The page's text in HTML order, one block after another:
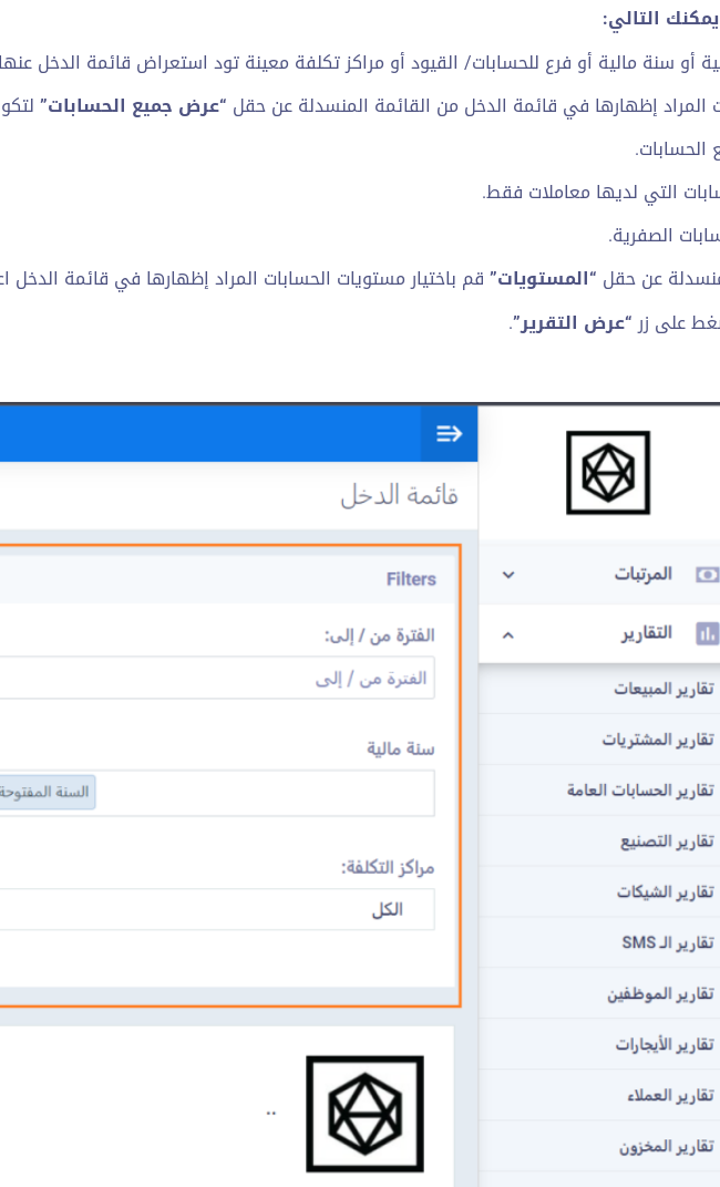
التالي:
أو سنة مالية أو فرع للحسابات/ القيود أو مراكز تكلفة معينة تود استعراض قائمة الدخل
المراد إظهارها في قائمة الدخل من القائمة المنسدلة عن حقل “عرض جميع الحسابات”
التي لديها معاملات فقط.
الصفرية.
عن حقل “المستويات”قم باختيار مستويات الحسابات المراد إظهارها في قائمة
على زر“عرض التقرير”.